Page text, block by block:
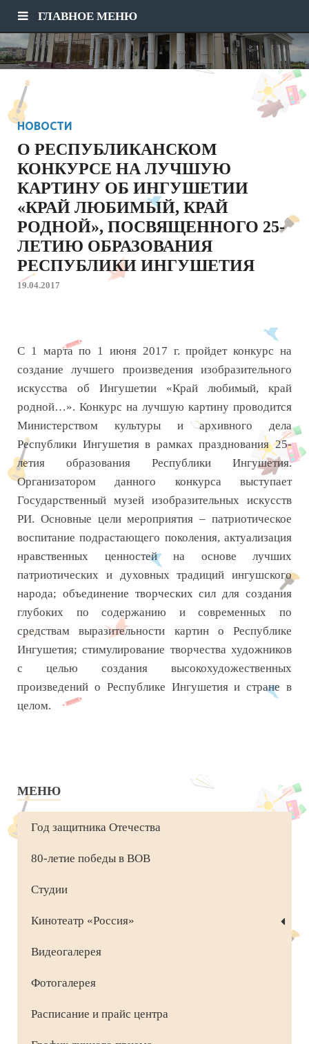
ГЛАВНОЕ МЕНЮ
НОВОСТИ
О РЕСПУБЛИКАНСКОМ
КОНКУРСЕ НА ЛУЧШУЮ
КАРТИНУ ОБ ИНГУШЕТИИ
«КРАЙ ЛЮБИМЫЙ, КРАЙ
РОДНОЙ», ПОСВЯЩЕННОГО 25-
ЛЕТИЮ ОБРАЗОВАНИЯ
РЕСПУБЛИКИ ИНГУШЕТИЯ
19.04.2017
С 1 марта по 1 июня 2017 г. пройдет конкурс на
создание лучшего произведения изобразительного
искусства об Ингушетии «Край любимый, край
родной…». Конкурс на лучшую картину проводится
Министерством культуры и архивного дела
Республики Ингушетия в рамках празднования 25-
летия образования Республики Ингушетия.
Организатором данного конкурса выступает
Государственный музей изобразительных искусств
РИ. Основные цели мероприятия – патриотическое
воспитание подрастающего поколения, актуализация
нравственных ценностей на основе лучших
патриотических и духовных традиций ингушского
народа; объединение творческих сил для создания
глубоких по содержанию и современных по
средствам выразительности картин о Республике
Ингушетия; стимулирование творчества художников
с целью создания высокохудожественных
произведений о Республике Ингушетия и стране в
целом.
МЕНЮ
Год защитника Отечества
80-летие победы в ВОВ
Студии
Кинотеатр «Россия»
Видеогалерея
Фотогалерея
Расписание и прайс центра